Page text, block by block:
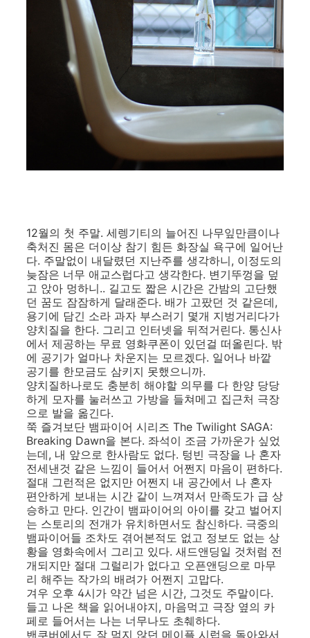
12월의 첫 주말. 세렝기티의 늘어진 나무잎만큼이나
축처진 몸은 더이상 참기 힘든 화장실 욕구에 일어난
다. 주말없이 내달렸던 지난주를 생각하니, 이정도의
늦잠은 너무 애교스럽다고 생각한다. 변기뚜껑을 덮
고 앉아 멍하니.. 길고도 짧은 시간은 간밤의 고단했
던 꿈도 잠잠하게 달래준다. 배가 고팠던 것 같은데,
용기에 담긴 소라 과자 부스러기 몇개 지벙거리다가
양치질을 한다. 그리고 인터넷을 뒤적거린다. 통신사
에서 제공하는 무료 영화쿠폰이 있던걸 떠올린다. 밖
에 공기가 얼마나 차운지는 모르겠다. 일어나 바깥
공기를 한모금도 삼키지 못했으니까.
양치질하나로도 충분히 해야할 의무를 다 한양 당당
하게 모자를 눌러쓰고 가방을 들쳐메고 집근처 극장
으로 발을 옮긴다.
쭉 즐겨보단 뱀파이어 시리즈 The Twilight SAGA:
Breaking Dawn을 본다. 좌석이 조금 가까운가 싶었
는데, 내 앞으로 한사람도 없다. 텅빈 극장을 나 혼자
전세낸것 같은 느낌이 들어서 어쩐지 마음이 편하다.
절대 그런적은 없지만 어쩐지 내 공간에서 나 혼자
편안하게 보내는 시간 같이 느껴져서 만족도가 급 상
승하고 만다. 인간이 뱀파이어의 아이를 갖고 벌어지
는 스토리의 전개가 유치하면서도 참신하다. 극중의
뱀파이어들 조차도 겪어본적도 없고 정보도 없는 상
황을 영화속에서 그리고 있다. 새드앤딩일 것처럼 전
개되지만 절대 그럴리가 없다고 오픈앤딩으로 마무
리 해주는 작가의 배려가 어쩐지 고맙다.
겨우 오후 4시가 약간 넘은 시간, 그것도 주말이다.
들고 나온 책을 읽어내야지, 마음먹고 극장 옆의 카
페로 들어서는 나는 너무나도 초췌하다.
밴쿠버에서도 잘 먹지 않던 메이플 시럽을 돌아와서